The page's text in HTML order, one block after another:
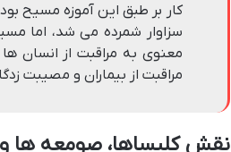
کار بر طبق این آموزه مسیح
سزاوار شمرده می شد، اما
معنوی به مراقبت از انسان
مراقبت از بیماران و مصیبت
نقش کلیساها، صومعه ها و